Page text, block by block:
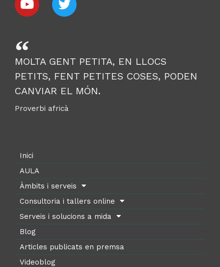
MOLTA GENT PETITA, EN LLOCS
PETITS, FENT PETITES COSES, PODEN
CANVIAR EL MÓN.
Proverbi africà
Inici
AULA
Àmbits i serveis
Consultoria i tallers online
Serveis i solucions a mida
Blog
Articles publicats en premsa
Videoblog